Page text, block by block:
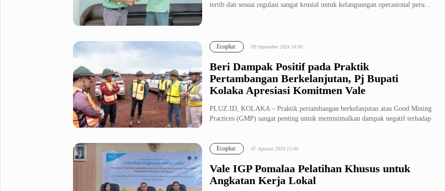
tertib dan sesuai regulasi sangat krusial untuk kelangsungan operasional peru...
Beri Dampak Positif pada Praktik
Pertambangan Berkelanjutan, Pj Bupati
Kolaka Apresiasi Komitmen Vale
Ecopluz 09 September 2024 10:00
PLUZ.ID, KOLAKA – Praktik pertambangan berkelanjutan atau Good Mining
Practices (GMP) sangat penting untuk meminimalkan dampak negatif terhadap
Vale IGP Pomalaa Pelatihan Khusus untuk
Angkatan Kerja Lokal
Ecopluz 07 Agustus 2024 15:00